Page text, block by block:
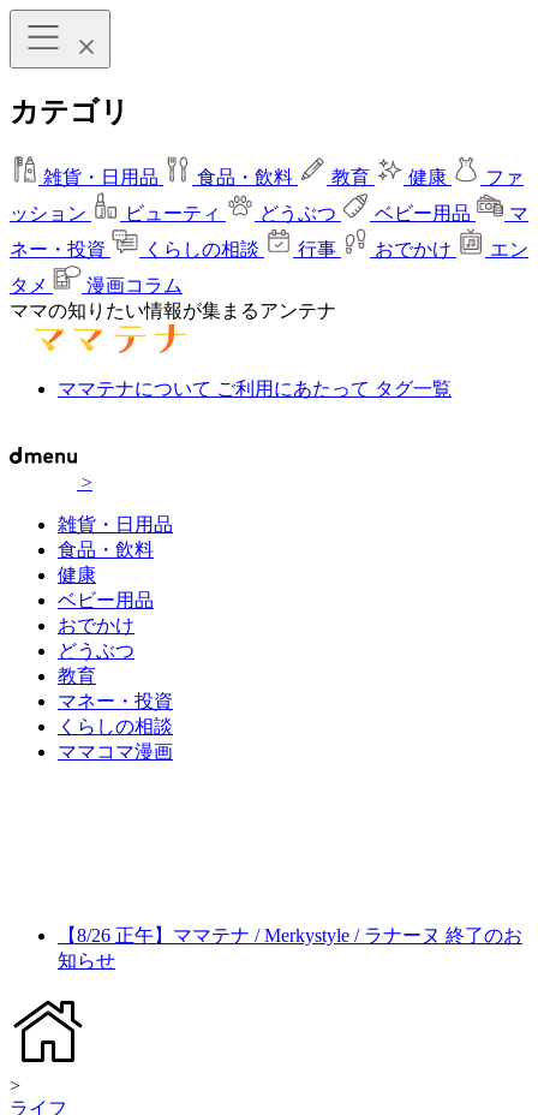
カテゴリ
雑貨・日用品 食品・飲料 教育 健康
ファ
ッション
ビューティ どうぶつ ベビー用品
マ
ネー・投資
くらしの相談 行事 おでかけ
エン
タメ
漫画コラム
ママの知りたい情報が集まるアンテナ
ママテナについて ご利用にあたって タグ一覧
>
雑貨・日用品
食品・飲料
健康
ベビー用品
おでかけ
どうぶつ
教育
マネー・投資
くらしの相談
ママコマ漫画
【8/26 正午】ママテナ / Merkystyle / ラナーヌ 終了のお
知らせ
>
ライフ